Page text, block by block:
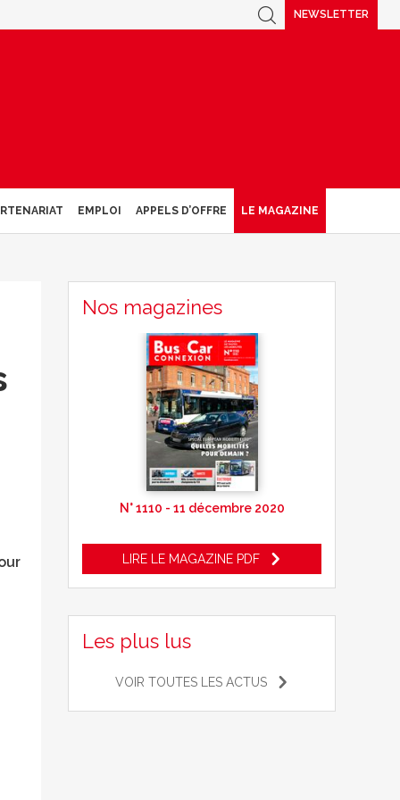
NEWSLETTER
EMPLOI APPELS D’OFFRE LE MAGAZINE
Nos magazines
N° 1110 - 11 décembre 2020
LIRE LE MAGAZINE PDF
Les plus lus
VOIR TOUTES LES ACTUS